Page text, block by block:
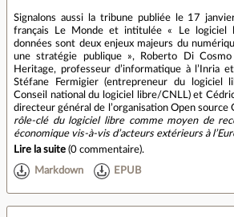
Signalons aussi la tribune publiée le 17
français Le Monde et intitulée « Le logiciel
données sont deux enjeux majeurs du
une stratégie publique », Roberto Di
Heritage, professeur d’informatique à l’Inria
Stéfane Fermigier (entrepreneur du logiciel
Conseil national du logiciel libre/CNLL) et
directeur général de l’organisation Open source
rôle-clé du logiciel libre comme moyen de
économique vis-à-vis d’acteurs extérieurs à
Lire la suite (0 commentaire).
Markdown EPUB